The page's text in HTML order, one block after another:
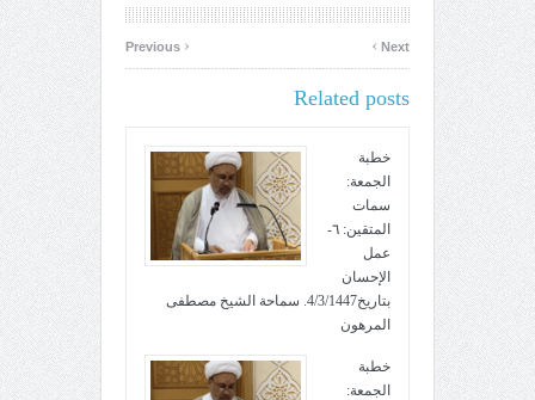
‹ Next
›
Related posts
خطبة
الجمعة:
سمات
المتقين: ٦-
عمل
الإحسان
بتاريخ4/3/1447. سماحة الشيخ مصطفى
المرهون
خطبة
الجمعة: